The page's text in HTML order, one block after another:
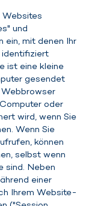
Websites
und
ein, mit denen Ihr
identifiziert
ist eine kleine
gesendet
oder
wird, wenn Sie
Wenn Sie
können
selbst wenn
sind. Neben
einer
Ihrem Website-